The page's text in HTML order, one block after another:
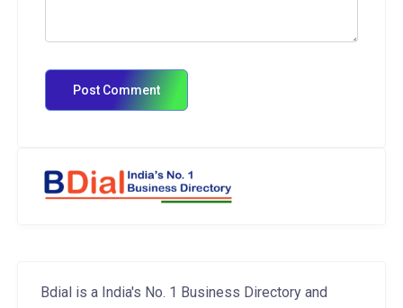
Bdial is a India's No. 1 Business Directory and